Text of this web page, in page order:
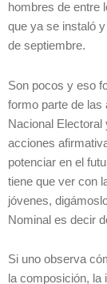
hombres de entre
que ya se instaló
de septiembre.
Son pocos y eso
formo parte de las
Nacional
acciones
potenciar en el
tiene que ver con
jóvenes,
Nominal es decir
Si uno observa
la composición, la